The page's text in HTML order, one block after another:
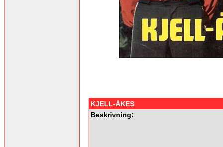
KJELL-ÅKES
Beskrivning: